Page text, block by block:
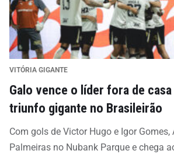
VITÓRIA GIGANTE
Galo vence o líder fora de
triunfo gigante no Brasileirão
Com gols de Victor Hugo e Igor
Palmeiras no Nubank Parque e chega